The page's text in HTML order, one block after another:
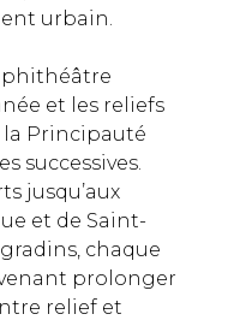
urbain.
et les reliefs
la Principauté
successives.
jusqu’aux
et de Saint-
chaque
prolonger
relief et